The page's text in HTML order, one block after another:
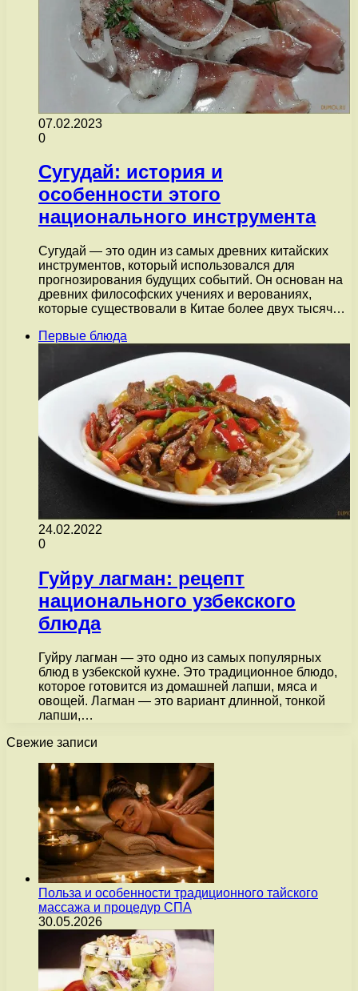
07.02.2023
0
Сугудай: история и
особенности этого
национального инструмента
Сугудай — это один из самых древних китайских
инструментов, который использовался для
прогнозирования будущих событий. Он основан на
древних философских учениях и верованиях,
которые существовали в Китае более двух тысяч…
Первые блюда
24.02.2022
0
Гуйру лагман: рецепт
национального узбекского
блюда
Гуйру лагман — это одно из самых популярных
блюд в узбекской кухне. Это традиционное блюдо,
которое готовится из домашней лапши, мяса и
овощей. Лагман — это вариант длинной, тонкой
лапши,…
Свежие записи
Польза и особенности традиционного тайского
массажа и процедур СПА
30.05.2026